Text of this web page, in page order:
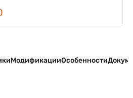
МодификацииОсобенности